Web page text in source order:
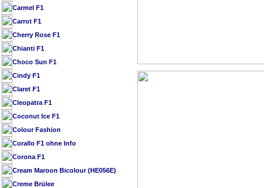
Carmel F1
Carrot F1
Cherry Rose F1
Chianti F1
Choco Sun F1
Cindy F1
Claret F1
Cleopatra F1
Coconut Ice F1
Colour Fashion
Corallo F1 ohne Info
Corona F1
Cream Maroon Bicolour (HE056E)
Creme Brülee